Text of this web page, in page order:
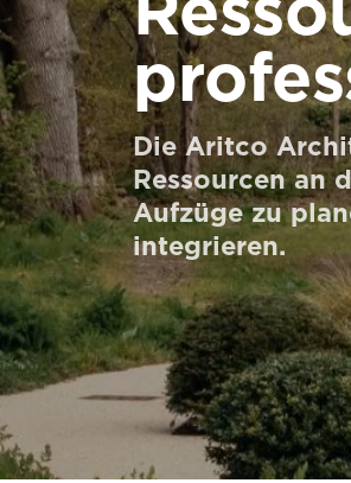
Kontaktieren Sie uns
Preisvoranschlag anfordern
Anmeldung zum Newsletter
FAQ
Kontaktieren Sie uns
Die Aritco
Ressourcen an
Aufzüge zu
integrieren.